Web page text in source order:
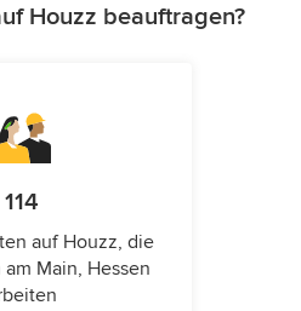
Houzz beauftragen?
114
auf Houzz, die
Main, Hessen